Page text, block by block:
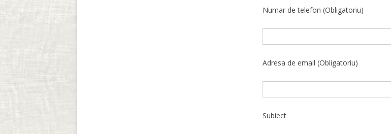
Numar de telefon (Obligatoriu)
Adresa de email (Obligatoriu)
Subiect